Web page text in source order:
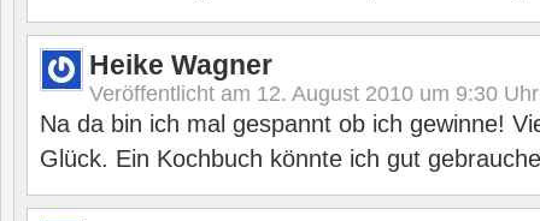
Heike Wagner
Veröffentlicht am 12. August 2010 um 9:30 Uhr
Na da bin ich mal gespannt ob ich gewinne!
Glück. Ein Kochbuch könnte ich gut